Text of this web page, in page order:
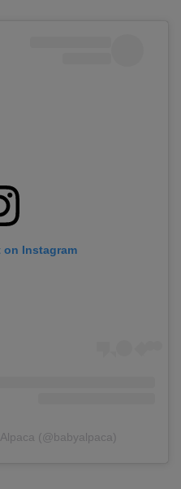
Instagram
(@babyalpaca)